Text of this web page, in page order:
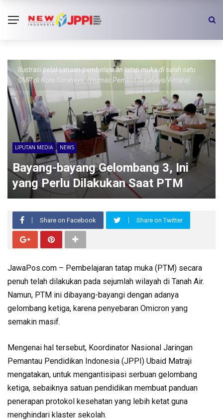
Ilustrasi pelaksanaan pembelajaran tatap muka di salah satu
SMP di Kota Surabaya. (Humas Pemkot Surabaya/Antara)
LIPUTAN MEDIA NEWS
Bayang-bayang Gelombang 3, Ini
yang Perlu Dilakukan Saat PTM
Share on Facebook Share on Twitter
JawaPos.com – Pembelajaran tatap muka (PTM) secara
penuh telah dilakukan pada sejumlah wilayah di Tanah Air.
Namun, PTM ini dibayang-bayangi dengan adanya
gelombang ketiga, karena penyebaran Omicron yang
semakin masif.
Mengenai hal tersebut, Koordinator Nasional Jaringan
Pemantau Pendidikan Indonesia (JPPI) Ubaid Matraji
mengatakan, untuk mengantisipasi serbuan gelombang
ketiga, sebaiknya satuan pendidikan membuat panduan
penerapan protokol kesehatan yang lebih ketat guna
menghindari klaster sekolah.